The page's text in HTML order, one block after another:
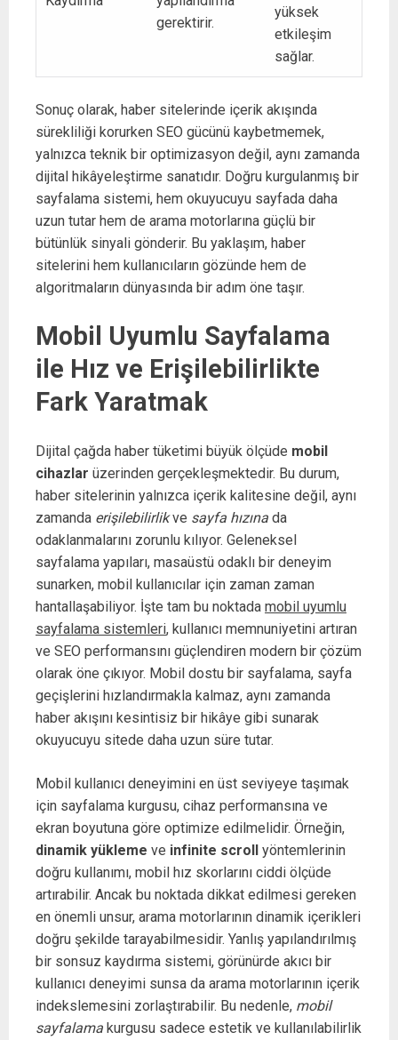
gerektirir.
yüksek
etkileşim
sağlar.
Sonuç olarak, haber sitelerinde içerik akışında
sürekliliği korurken SEO gücünü kaybetmemek,
yalnızca teknik bir optimizasyon değil, aynı zamanda
dijital hikâyeleştirme sanatıdır. Doğru kurgulanmış bir
sayfalama sistemi, hem okuyucuyu sayfada daha
uzun tutar hem de arama motorlarına güçlü bir
bütünlük sinyali gönderir. Bu yaklaşım, haber
sitelerini hem kullanıcıların gözünde hem de
algoritmaların dünyasında bir adım öne taşır.
Mobil Uyumlu Sayfalama
ile Hız ve Erişilebilirlikte
Fark Yaratmak
Dijital çağda haber tüketimi büyük ölçüde mobil
cihazlar üzerinden gerçekleşmektedir. Bu durum,
haber sitelerinin yalnızca içerik kalitesine değil, aynı
zamanda erişilebilirlikve sayfa hızına da
odaklanmalarını zorunlu kılıyor. Geleneksel
sayfalama yapıları, masaüstü odaklı bir deneyim
sunarken, mobil kullanıcılar için zaman zaman
hantallaşabiliyor. İşte tam bu noktada mobil uyumlu
sayfalama sistemleri, kullanıcı memnuniyetini artıran
ve SEO performansını güçlendiren modern bir çözüm
olarak öne çıkıyor. Mobil dostu bir sayfalama, sayfa
geçişlerini hızlandırmakla kalmaz, aynı zamanda
haber akışını kesintisiz bir hikâye gibi sunarak
okuyucuyu sitede daha uzun süre tutar.
Mobil kullanıcı deneyimini en üst seviyeye taşımak
için sayfalama kurgusu, cihaz performansına ve
ekran boyutuna göre optimize edilmelidir. Örneğin,
dinamik yükleme ve infinite scroll yöntemlerinin
doğru kullanımı, mobil hız skorlarını ciddi ölçüde
artırabilir. Ancak bu noktada dikkat edilmesi gereken
en önemli unsur, arama motorlarının dinamik içerikleri
doğru şekilde tarayabilmesidir. Yanlış yapılandırılmış
bir sonsuz kaydırma sistemi, görünürde akıcı bir
kullanıcı deneyimi sunsa da arama motorlarının içerik
indekslemesini zorlaştırabilir. Bu nedenle, mobil
sayfalama kurgusu sadece estetik ve kullanılabilirlik